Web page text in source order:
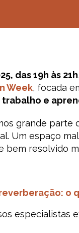
das 19h às 21h
Week, focada
e
grande parte
Um espaço
bem resolvido
o
especialistas